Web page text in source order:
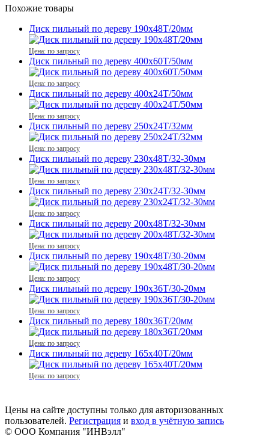
Похожие товары
Диск пильный по дереву 190x48T/20мм
Цена: по запросу
Диск пильный по дереву 400x60T/50мм
Цена: по запросу
Диск пильный по дереву 400x24T/50мм
Цена: по запросу
Диск пильный по дереву 250x24T/32мм
Цена: по запросу
Диск пильный по дереву 230x48T/32-30мм
Цена: по запросу
Диск пильный по дереву 230x24T/32-30мм
Цена: по запросу
Диск пильный по дереву 200x48T/32-30мм
Цена: по запросу
Диск пильный по дереву 190x48T/30-20мм
Цена: по запросу
Диск пильный по дереву 190x36T/30-20мм
Цена: по запросу
Диск пильный по дереву 180x36T/20мм
Цена: по запросу
Диск пильный по дереву 165x40T/20мм
Цена: по запросу
Цены на сайте доступны только для авторизованных
пользователей. Регистрация и вход в учётную запись
© ООО Компания "ИНВэлл"